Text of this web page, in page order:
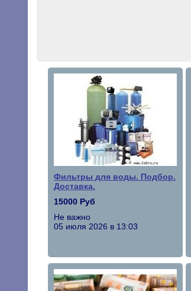
Фильтры для воды. Подбор.
Доставка.
15000 Руб
Не важно
05 июля 2026 в 13:03